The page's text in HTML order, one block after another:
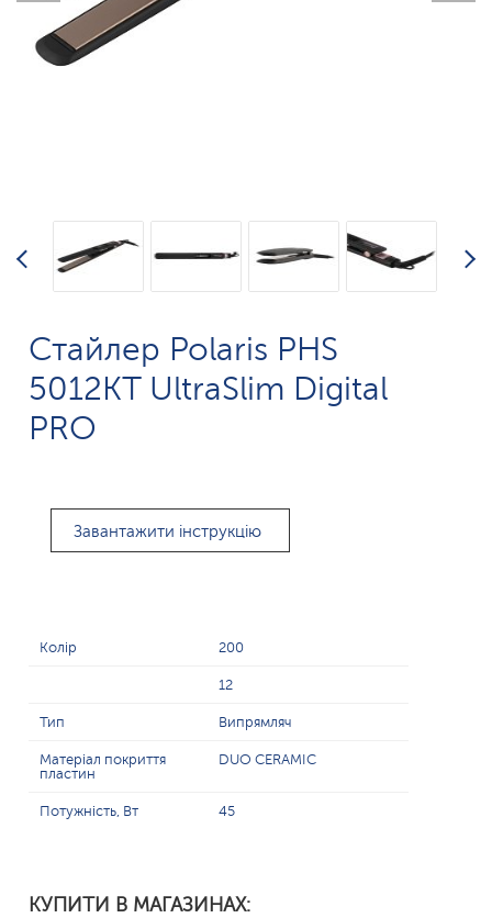
Стайлер Polaris PHS
5012KT UltraSlim Digital
PRO
Завантажити інструкцію
Колір 200
12
Тип Випрямляч
Матеріал покриття
пластин
DUO CERAMIC
Потужність, Вт 45
КУПИТИ В МАГАЗИНАХ: